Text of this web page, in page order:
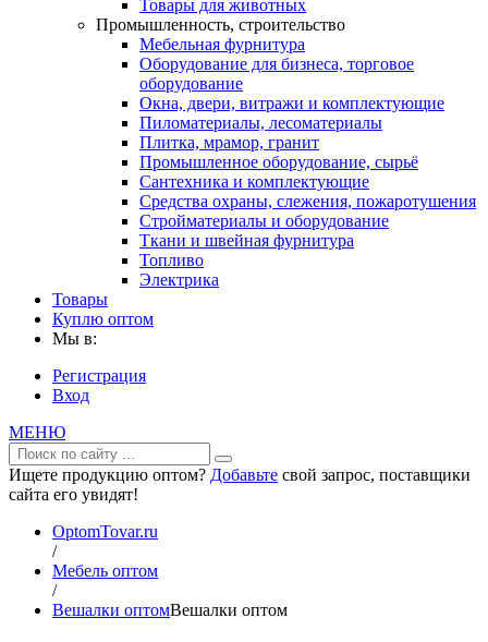
Товары для животных
Промышленность, строительство
Мебельная фурнитура
Оборудование для бизнеса, торговое
оборудование
Окна, двери, витражи и комплектующие
Пиломатериалы, лесоматериалы
Плитка, мрамор, гранит
Промышленное оборудование, сырьё
Сантехника и комплектующие
Средства охраны, слежения, пожаротушения
Стройматериалы и оборудование
Ткани и швейная фурнитура
Топливо
Электрика
Товары
Куплю оптом
Мы в:
Регистрация
Вход
МЕНЮ
Ищете продукцию оптом? Добавьте свой запрос, поставщики
сайта его увидят!
OptomTovar.ru
/
Мебель оптом
/
Вешалки оптомВешалки оптом